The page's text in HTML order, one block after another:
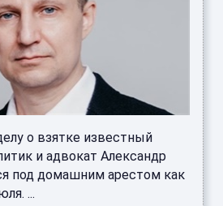
о взятке известный
и адвокат Александр
под домашним арестом как
...